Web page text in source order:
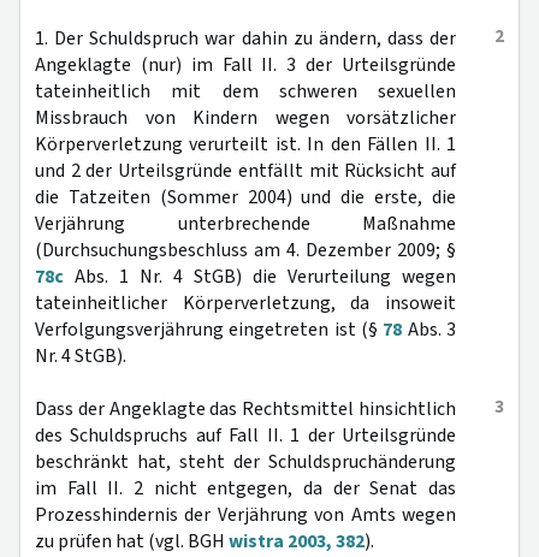
2
1. Der Schuldspruch war dahin zu ändern, dass der
Angeklagte (nur) im Fall II. 3 der Urteilsgründe
tateinheitlich mit dem schweren sexuellen
Missbrauch von Kindern wegen vorsätzlicher
Körperverletzung verurteilt ist. In den Fällen II. 1
und 2 der Urteilsgründe entfällt mit Rücksicht auf
die Tatzeiten (Sommer 2004) und die erste, die
Verjährung unterbrechende Maßnahme
(Durchsuchungsbeschluss am 4. Dezember 2009; §
78c Abs. 1 Nr. 4 StGB) die Verurteilung wegen
tateinheitlicher Körperverletzung, da insoweit
Verfolgungsverjährung eingetreten ist (§ 78 Abs. 3
Nr. 4 StGB).
3
Dass der Angeklagte das Rechtsmittel hinsichtlich
des Schuldspruchs auf Fall II. 1 der Urteilsgründe
beschränkt hat, steht der Schuldspruchänderung
im Fall II. 2 nicht entgegen, da der Senat das
Prozesshindernis der Verjährung von Amts wegen
zu prüfen hat (vgl. BGH wistra 2003, 382).